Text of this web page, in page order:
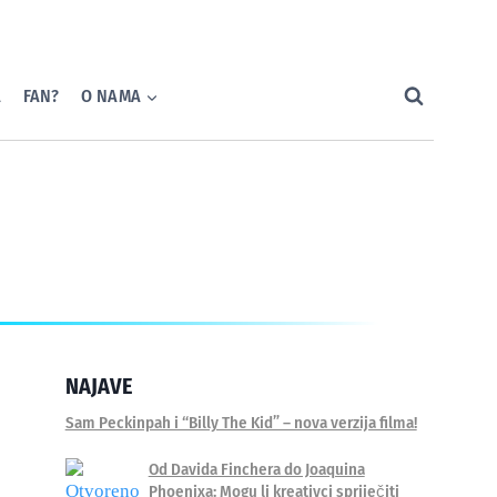
FAN? O NAMA
NAJAVE
Sam Peckinpah i “Billy The Kid” – nova verzija filma!
Od Davida Finchera do Joaquina
Phoenixa: Mogu li kreativci spriječiti